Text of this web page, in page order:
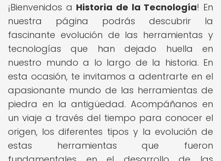
¡Bienvenidos a Historia de la Tecnología! En
nuestra página podrás descubrir la
fascinante evolución de las herramientas y
tecnologías que han dejado huella en
nuestro mundo a lo largo de la historia. En
esta ocasión, te invitamos a adentrarte en el
apasionante mundo de las herramientas de
piedra en la antigüedad. Acompáñanos en
un viaje a través del tiempo para conocer el
origen, los diferentes tipos y la evolución de
estas herramientas que fueron